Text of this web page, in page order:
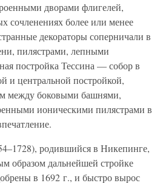
дворами флигелей,
сочленениях более или менее
декораторы соперничали в
пилястрами, лепными
постройка Тессина — собор в
и центральной постройкой,
между боковыми башнями,
ионическими пилястрами в
родившийся в Никепинге,
образом дальнейшей стройке
в 1692 г., и быстро вырос